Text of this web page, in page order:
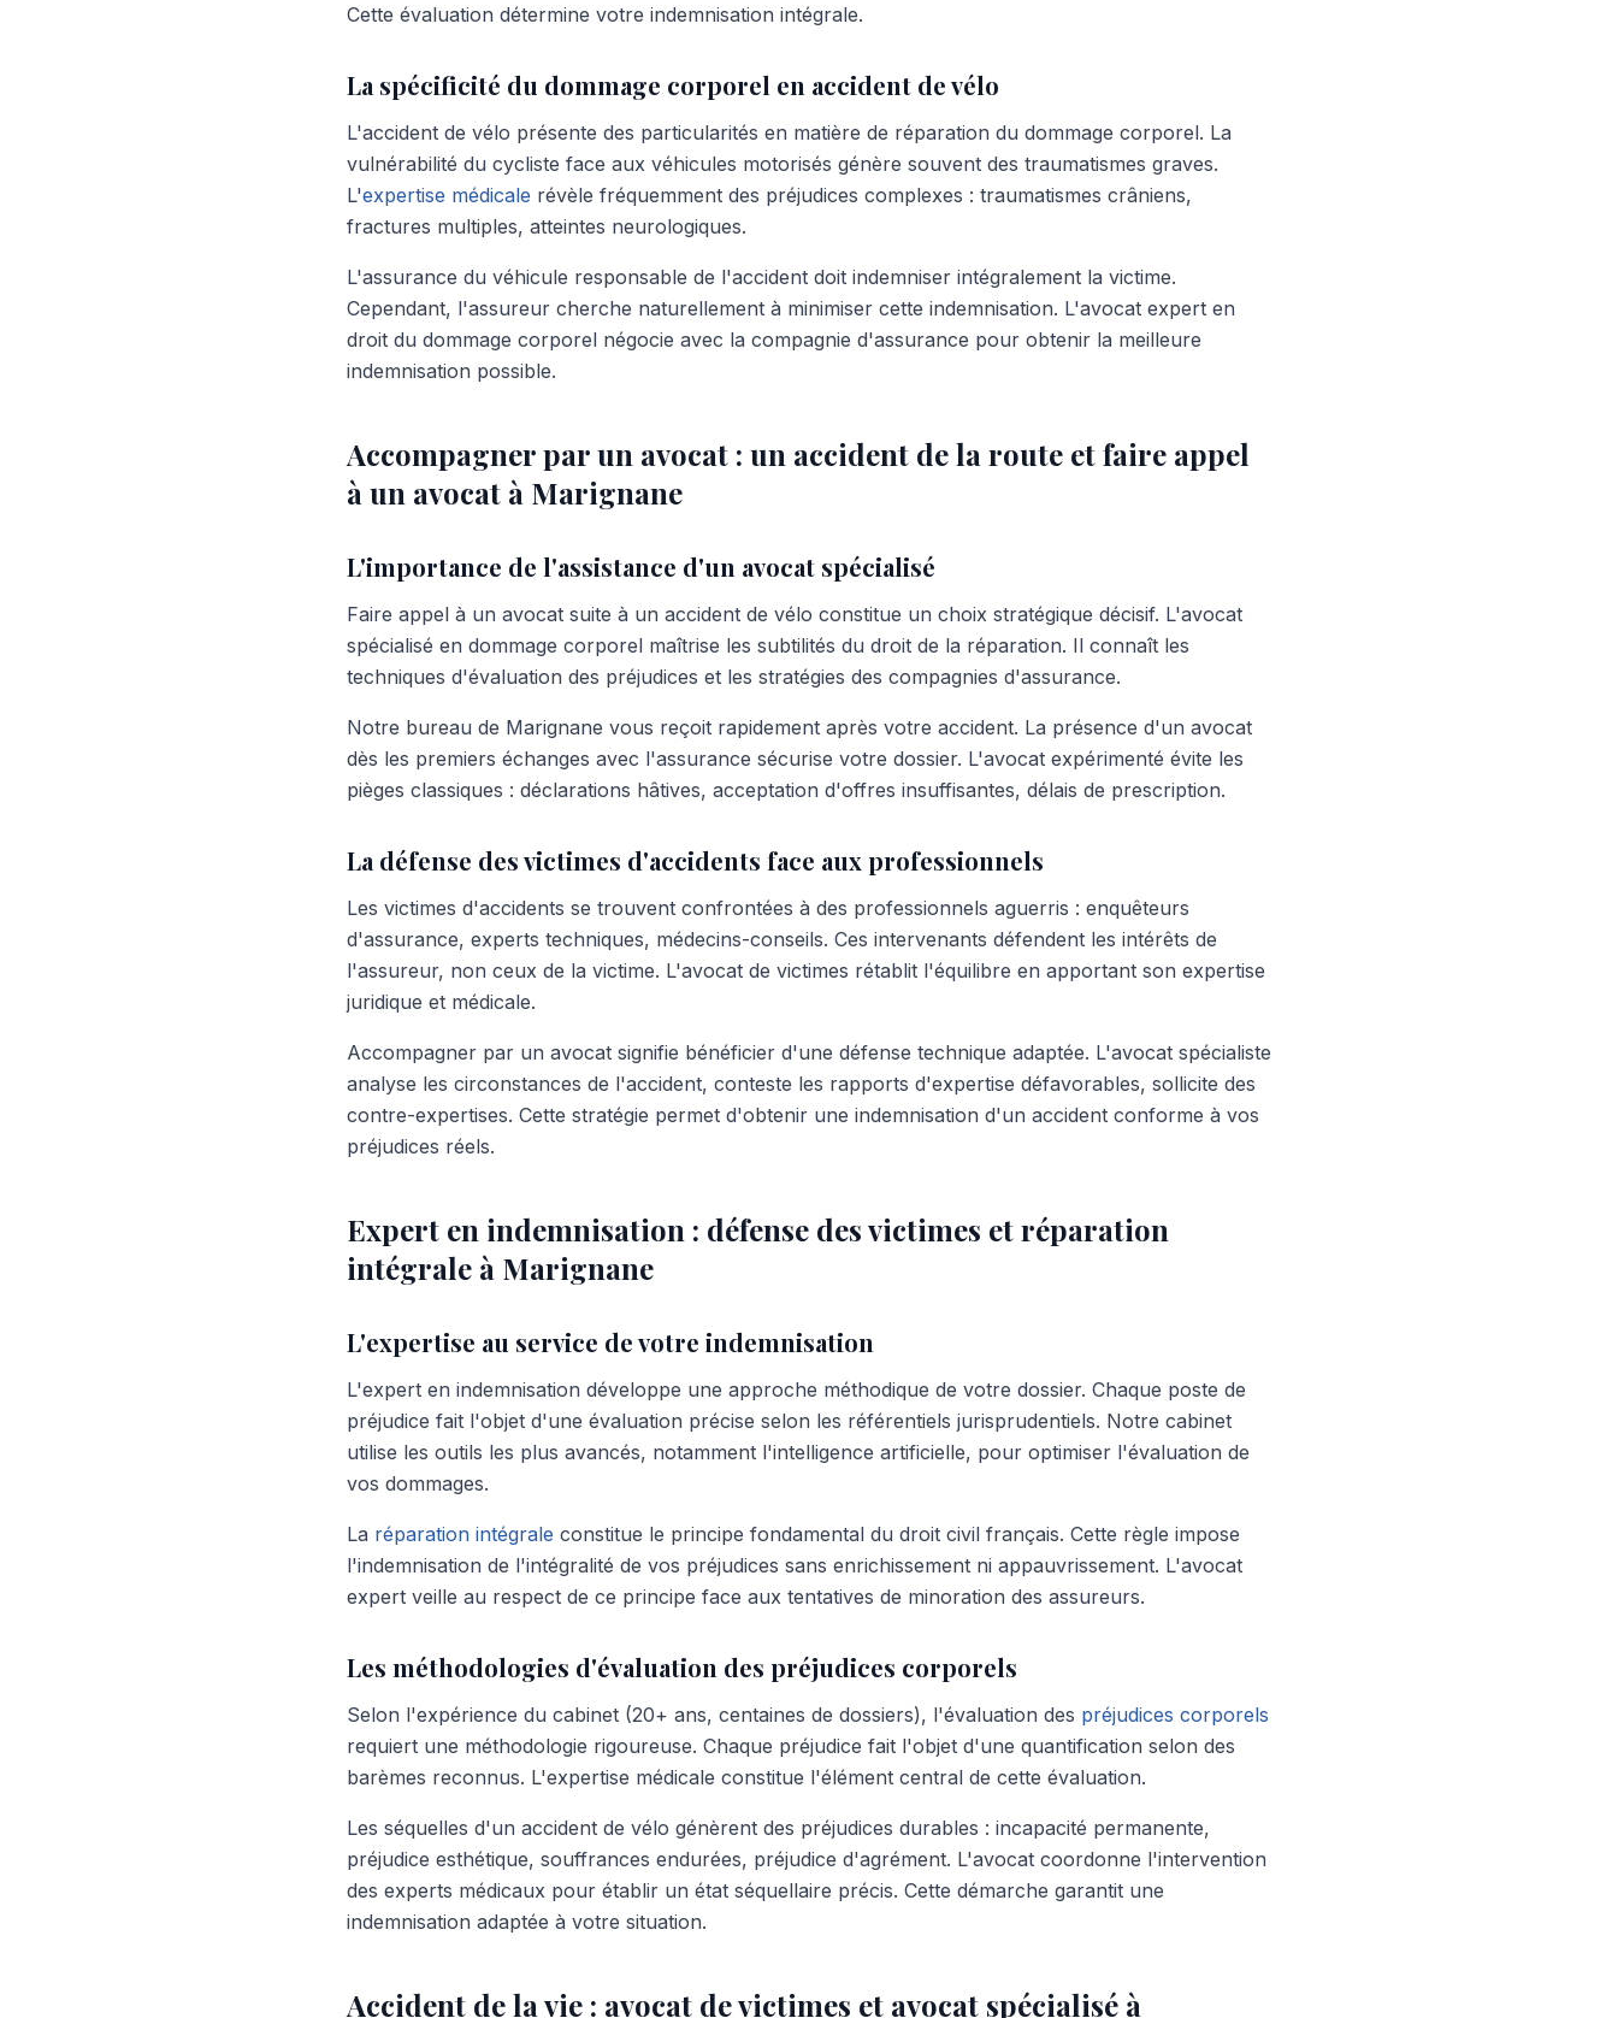
Cette évaluation détermine votre indemnisation intégrale.
La spécificité du dommage corporel en accident de vélo
L'accident de vélo présente des particularités en matière de réparation du dommage corporel. La
vulnérabilité du cycliste face aux véhicules motorisés génère souvent des traumatismes graves.
L'expertise médicale révèle fréquemment des préjudices complexes : traumatismes crâniens,
fractures multiples, atteintes neurologiques.
L'assurance du véhicule responsable de l'accident doit indemniser intégralement la victime.
Cependant, l'assureur cherche naturellement à minimiser cette indemnisation. L'avocat expert en
droit du dommage corporel négocie avec la compagnie d'assurance pour obtenir la meilleure
indemnisation possible.
Accompagner par un avocat : un accident de la route et faire appel
à un avocat à Marignane
L'importance de l'assistance d'un avocat spécialisé
Faire appel à un avocat suite à un accident de vélo constitue un choix stratégique décisif. L'avocat
spécialisé en dommage corporel maîtrise les subtilités du droit de la réparation. Il connaît les
techniques d'évaluation des préjudices et les stratégies des compagnies d'assurance.
Notre bureau de Marignane vous reçoit rapidement après votre accident. La présence d'un avocat
dès les premiers échanges avec l'assurance sécurise votre dossier. L'avocat expérimenté évite les
pièges classiques : déclarations hâtives, acceptation d'offres insuffisantes, délais de prescription.
La défense des victimes d'accidents face aux professionnels
Les victimes d'accidents se trouvent confrontées à des professionnels aguerris : enquêteurs
d'assurance, experts techniques, médecins-conseils. Ces intervenants défendent les intérêts de
l'assureur, non ceux de la victime. L'avocat de victimes rétablit l'équilibre en apportant son expertise
juridique et médicale.
Accompagner par un avocat signifie bénéficier d'une défense technique adaptée. L'avocat spécialiste
analyse les circonstances de l'accident, conteste les rapports d'expertise défavorables, sollicite des
contre-expertises. Cette stratégie permet d'obtenir une indemnisation d'un accident conforme à vos
préjudices réels.
Expert en indemnisation : défense des victimes et réparation
intégrale à Marignane
L'expertise au service de votre indemnisation
L'expert en indemnisation développe une approche méthodique de votre dossier. Chaque poste de
préjudice fait l'objet d'une évaluation précise selon les référentiels jurisprudentiels. Notre cabinet
utilise les outils les plus avancés, notamment l'intelligence artificielle, pour optimiser l'évaluation de
vos dommages.
La réparation intégrale constitue le principe fondamental du droit civil français. Cette règle impose
l'indemnisation de l'intégralité de vos préjudices sans enrichissement ni appauvrissement. L'avocat
expert veille au respect de ce principe face aux tentatives de minoration des assureurs.
Les méthodologies d'évaluation des préjudices corporels
Selon l'expérience du cabinet (20+ ans, centaines de dossiers), l'évaluation des préjudices corporels
requiert une méthodologie rigoureuse. Chaque préjudice fait l'objet d'une quantification selon des
barèmes reconnus. L'expertise médicale constitue l'élément central de cette évaluation.
Les séquelles d'un accident de vélo génèrent des préjudices durables : incapacité permanente,
préjudice esthétique, souffrances endurées, préjudice d'agrément. L'avocat coordonne l'intervention
des experts médicaux pour établir un état séquellaire précis. Cette démarche garantit une
indemnisation adaptée à votre situation.
Accident de la vie : avocat de victimes et avocat spécialisé à